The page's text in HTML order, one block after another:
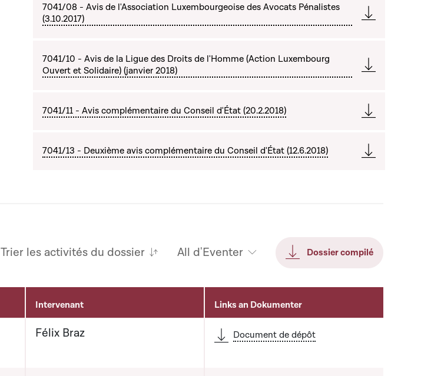
7041/08 - Avis de l'Association Luxembourgeoise des Avocats Pénalistes
(3.10.2017)
7041/10 - Avis de la Ligue des Droits de l'Homme (Action Luxembourg
Ouvert et Solidaire) (janvier 2018)
7041/11 - Avis complémentaire du Conseil d'État (20.2.2018)
7041/13 - Deuxième avis complémentaire du Conseil d'État (12.6.2018)
Trier les activités du dossier All d'Eventer Dossier compilé
Intervenant Links an Dokumenter
Félix Braz Document de dépôt